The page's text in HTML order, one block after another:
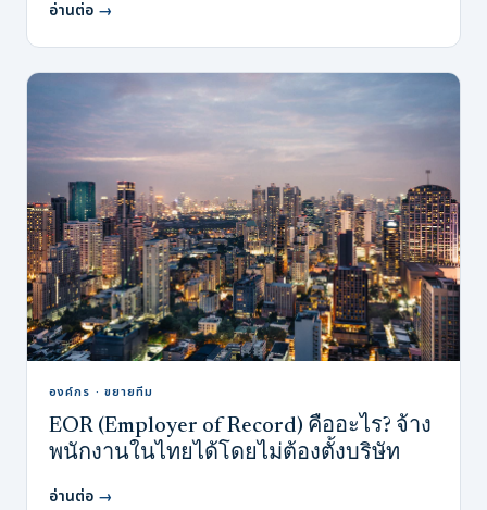
อ่านต่อ →
องค์กร · ขยายทีม
EOR (Employer of Record) คืออะไร? จ้าง
พนักงานในไทยได้โดยไม่ต้องตั้งบริษัท
อ่านต่อ →